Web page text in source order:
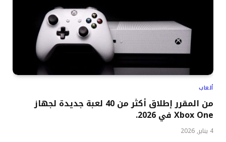
ألعاب
من المقرر إطلاق أكثر من 40 لعبة جديدة لجهاز
Xbox One في 2026.
4 يناير, 2026